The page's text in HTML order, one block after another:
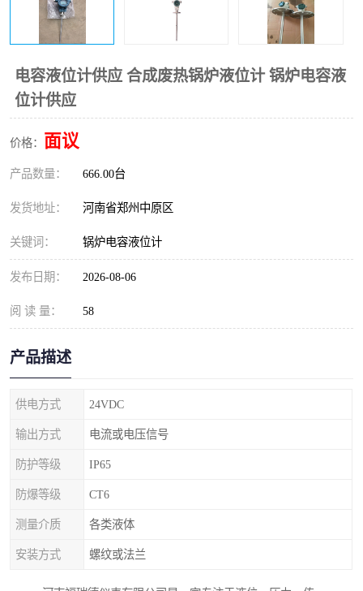
电容液位计供应 合成废热锅炉液位计 锅炉电容液
位计供应
价格： 面议
产品数量： 666.00台
发货地址： 河南省郑州中原区
关键词： 锅炉电容液位计
发布日期： 2026-08-06
阅 读 量： 58
产品描述
供电方式 24VDC
输出方式 电流或电压信号
防护等级 IP65
防爆等级 CT6
测量介质 各类液体
安装方式 螺纹或法兰
流量仪表 加油站液位仪